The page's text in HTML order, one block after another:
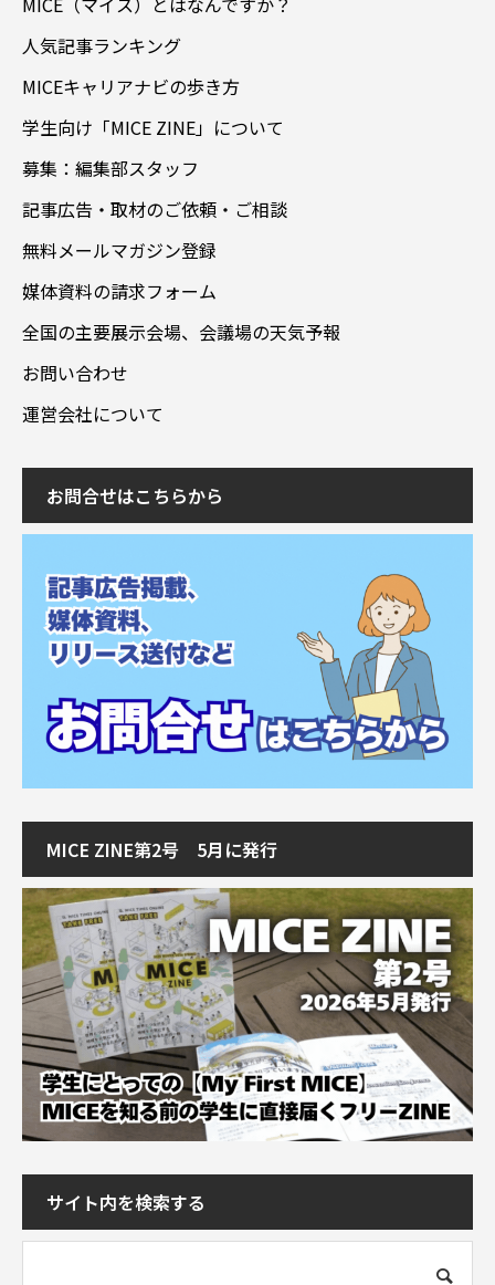
人気記事ランキング
MICEキャリアナビの歩き方
学生向け「MICE ZINE」について
募集：編集部スタッフ
記事広告・取材のご依頼・ご相談
無料メールマガジン登録
媒体資料の請求フォーム
全国の主要展示会場、会議場の天気予報
お問い合わせ
運営会社について
お問合せはこちらから
MICE ZINE第2号 5月に発行
サイト内を検索する